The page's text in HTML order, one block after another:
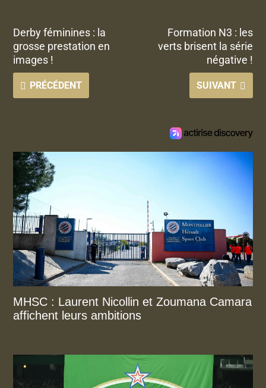
Derby féminines : la
grosse prestation en
images !
PRÉCÉDENT
Formation N3 : les
verts brisent la série
négative !
SUIVANT
MHSC : Laurent Nicollin et Zoumana Camara
affichent leurs ambitions